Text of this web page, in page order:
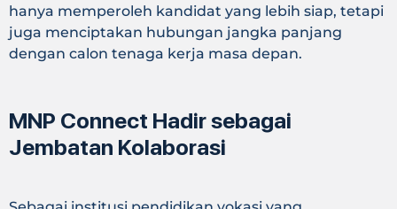
hanya memperoleh kandidat yang lebih siap, tetapi
juga menciptakan hubungan jangka panjang
dengan calon tenaga kerja masa depan.
MNP Connect Hadir sebagai
Jembatan Kolaborasi